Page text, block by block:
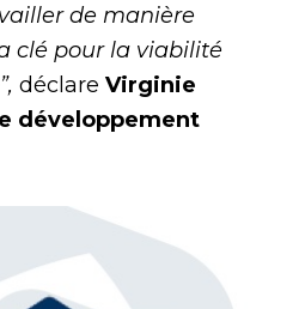
de manière
clé pour la viabilité
déclare Virginie
développement